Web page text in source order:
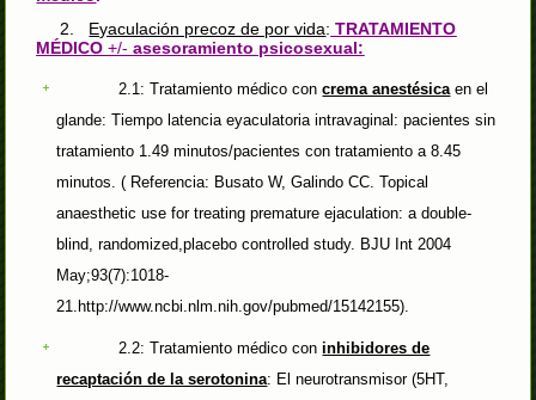
2. Eyaculación precoz de por vida: TRATAMIENTO
MÉDICO +/- asesoramiento psicosexual:
2.1: Tratamiento médico concrema anestésicaen el
glande: Tiempo latencia eyaculatoria intravaginal: pacientes sin
tratamiento 1.49 minutos/pacientes con tratamiento a 8.45
minutos. ( Referencia: Busato W, Galindo CC. Topical
anaesthetic use for treating premature ejaculation: a double-
blind, randomized,placebo controlled study. BJU Int 2004
May;93(7):1018-
21.http://www.ncbi.nlm.nih.gov/pubmed/15142155).
2.2: Tratamiento médico coninhibidores de
recaptación de la serotonina: El neurotransmisor (5HT,